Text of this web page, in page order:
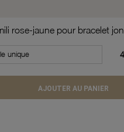
unique
AJOUTER AU PANIER